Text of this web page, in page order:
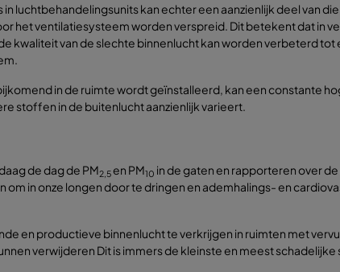
luchtbehandelingsunits kan echter een aanzienlijk deel van
het ventilatiesysteem worden verspreid. Dit betekent dat in
kwaliteit van de slechte binnenlucht kan worden verbeterd tot
in de ruimte wordt geïnstalleerd, kan een constante
stoffen in de buitenlucht aanzienlijk varieert.
de dag de PM2,5en PM10 in de gaten en rapporteren over
om in onze longen door te dringen en ademhalings- en
en productieve binnenlucht te verkrijgen in ruimten met
verwijderen Dit is immers de kleinste en meest schadelijke